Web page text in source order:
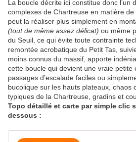
La boucle décrite ici constitue donc l’un
complexes de Chartreuse en matière
peut la réaliser plus simplement en
(tout de même assez délicat) ou même
du Seuil, ce qui évite toute contrainte
remontée acrobatique du Petit Tas,
moins connus du massif, apporte
cette boucle qui devient une vraie petite
passages d’escalade faciles ou
bucolique sur les hauts plateaux, chaos
typiques de la Chartreuse, gradins et
Topo détaillé et carte par simple clic
dessous :